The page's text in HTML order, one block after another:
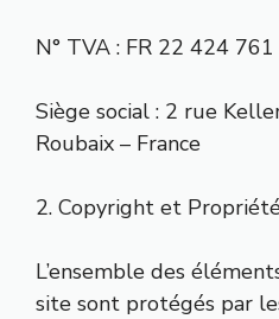
N° TVA : FR 22 424
Siège social : 2 rue
Roubaix – France
2. Copyright et
L’ensemble des
site sont protégés par